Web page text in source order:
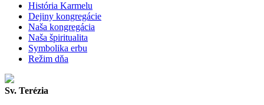
História Karmelu
Dejiny kongregácie
Naša kongregácia
Naša špiritualita
Symbolika erbu
Režim dňa
Sv. Terézia